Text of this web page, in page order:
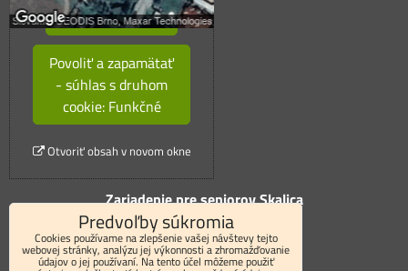
Povoliť tentokrát
Povoliť a zapamätať
- súhlas s druhom
cookie: Funkčné
Otvoriť obsah v novom okne
Zariadenie pre seniorov Skalica
Pod Hájkom č.36
Predvoľby súkromia
Cookies používame na zlepšenie vašej návštevy tejto
webovej stránky, analýzu jej výkonnosti a zhromažďovanie
údajov o jej používaní. Na tento účel môžeme použiť